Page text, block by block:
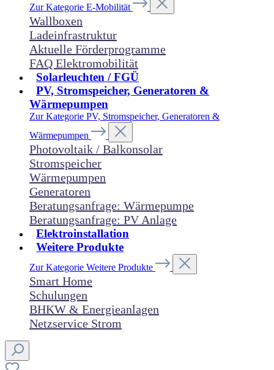
Zur Kategorie E-Mobilität
Wallboxen
Ladeinfrastruktur
Aktuelle Förderprogramme
FAQ Elektromobilität
Solarleuchten / FGÜ
PV, Stromspeicher, Generatoren &
Wärmepumpen
Zur Kategorie PV, Stromspeicher, Generatoren &
Wärmepumpen
Photovoltaik / Balkonsolar
Stromspeicher
Wärmepumpen
Generatoren
Beratungsanfrage: Wärmepumpe
Beratungsanfrage: PV Anlage
Elektroinstallation
Weitere Produkte
Zur Kategorie Weitere Produkte
Smart Home
Schulungen
BHKW & Energieanlagen
Netzservice Strom